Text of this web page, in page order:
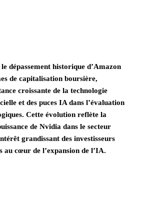
dépassement historique d’Amazon
de capitalisation boursière,
croissante de la technologie
et des puces IA dans l’évaluation
Cette évolution reflète la
de Nvidia dans le secteur
grandissant des investisseurs
au cœur de l’expansion de l’IA.